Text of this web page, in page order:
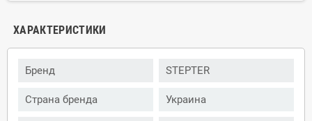
ХАРАКТЕРИСТИКИ
Бренд STEPTER
Страна бренда Украина